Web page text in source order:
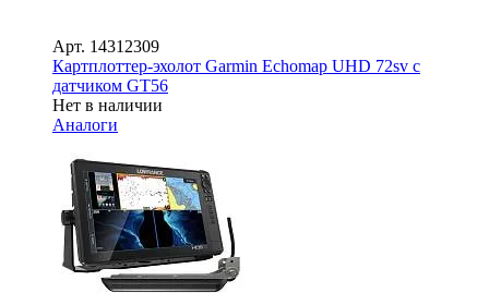
Арт. 14312309
Картплоттер-эхолот Garmin Echomap UHD 72sv с
датчиком GT56
Нет в наличии
Аналоги